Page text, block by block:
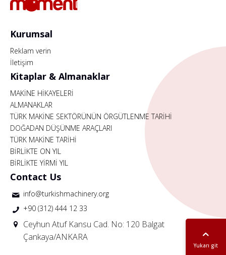
Yukarı git
Kurumsal
Reklam verin
İletişim
Kitaplar & Almanaklar
MAKİNE HİKAYELERİ
ALMANAKLAR
TÜRK MAKİNE SEKTÖRÜNÜN ÖRGÜTLENME TARİHİ
DOĞADAN DÜŞÜNME ARAÇLARI
TÜRK MAKİNE TARİHİ
BİRLİKTE ON YIL
BİRLİKTE YİRMİ YIL
Contact Us
info@turkishmachinery.org
+90 (312) 444 12 33
Ceyhun Atuf Kansu Cad. No: 120 Balgat
Çankaya/ANKARA